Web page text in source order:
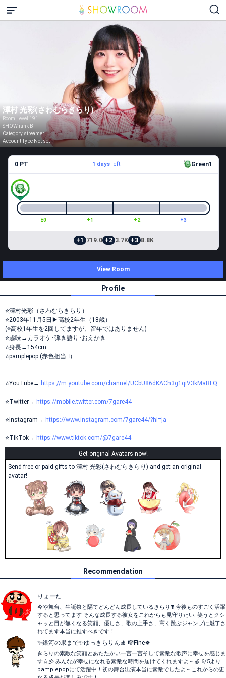
澤村 光彩(さわむらきらり)
Room Level 191
SHOW rank B
Category streamer
Account Type Not set
0 PT 1 daysleft Green1
±0 +1 +2 +3
+1 719.0 +2 3.7K +3 8.8K
View Room
Profile
⭐️澤村光彩（さわむらきらり）
⭐️2003年11月5日▶高校2年生（18歳）
(※高校1年生を2回してますが、留年ではありません)
⭐️趣味→カラオケ･弾き語り･おえかき
⭐️身長→154cm
⭐️pamplepop (赤色担当）
⭐YouTube→ https://m.youtube.com/channel/UCbU86dKACh3g1qiV3kMaRFQ
⭐Twitter→ https://mobile.twitter.com/7gare44
⭐Instagram→ https://www.instagram.com/7gare44/?hl=ja
⭐TikTok→ https://www.tiktok.com/@7gare44
Get original Avatars now!
Send free or paid gifts to 澤村 光彩(さわむらきらり) and get an original
avatar!
Recommendation
りょーた
今や舞台、生誕祭と隔てどんどん成長しているきらり❣️ 今後ものすごく活躍
すると思ってます そんな成長する彼女をこれからも見守りたい! 笑うとクシ
ャッと目が無くなる笑顔、優しさ、歌の上手さ、高く跳ぶジャンプに魅了さ
れてます本当に推すべきです！
✨銀河の果まで✨ゆっきらりん🍎 🎼Fine🍀
きらりの素敵な笑顔とあたたかい一言一言そして素敵な歌声に幸せを感じま
す☆彡 みんなが幸せになれる素敵な時間を届けてくれますよ～🍎 6/5より
pamplepopにて活躍中！初の舞台出演本当に素敵でしたよ～これからの更